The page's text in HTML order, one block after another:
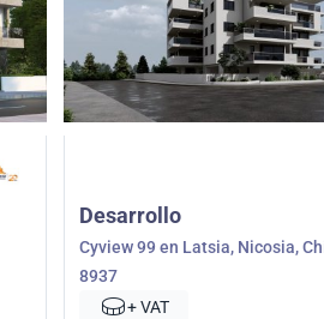
Desarrollo
Cyview 99 en Latsia, Nicosia,
8937
+ VAT